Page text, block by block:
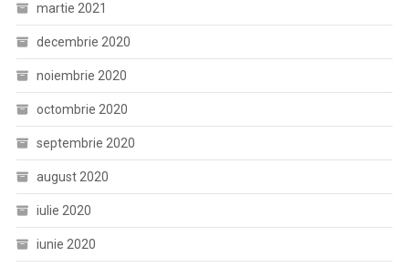
martie 2021
decembrie 2020
noiembrie 2020
octombrie 2020
septembrie 2020
august 2020
iulie 2020
iunie 2020